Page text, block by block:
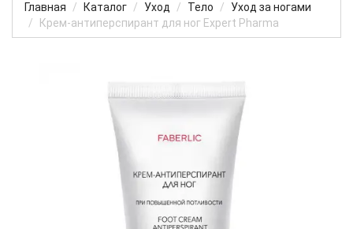
Главная Каталог Уход Тело
Уход за ногами
Крем-антиперспирант для ног Expert Pharma